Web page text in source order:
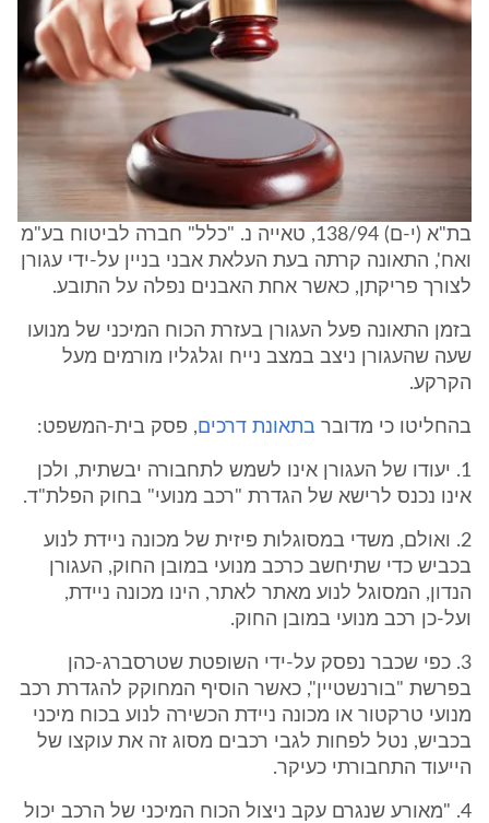
בת"א (י-ם) 138/94, טאייה נ. "כלל" חברה לביטוח בע"מ
ואח', התאונה קרתה בעת העלאת אבני בניין על-ידי עגורן
לצורך פריקתן, כאשר אחת האבנים נפלה על התובע.
בזמן התאונה פעל העגורן בעזרת הכוח המיכני של מנועו
שעה שהעגורן ניצב במצב נייח וגלגליו מורמים מעל
הקרקע.
בהחליטו כי מדובר בתאונת דרכים, פסק בית-המשפט:
1. יעודו של העגורן אינו לשמש לתחבורה יבשתית, ולכן
אינו נכנס לרישא של הגדרת "רכב מנועי" בחוק הפלת"ד.
2. ואולם, משדי במסוגלות פיזית של מכונה ניידת לנוע
בכביש כדי שתיחשב כרכב מנועי במובן החוק, העגורן
הנדון, המסוגל לנוע מאתר לאתר, הינו מכונה ניידת,
ועל-כן רכב מנועי במובן החוק.
3. כפי שכבר נפסק על-ידי השופטת שטרסברג-כהן
בפרשת "בורנשטיין", כאשר הוסיף המחוקק להגדרת רכב
מנועי טרקטור או מכונה ניידת הכשירה לנוע בכוח מיכני
בכביש, נטל לפחות לגבי רכבים מסוג זה את עוקצו של
הייעוד התחבורתי כעיקר.
4. "מאורע שנגרם עקב ניצול הכוח המיכני של הרכב יכול